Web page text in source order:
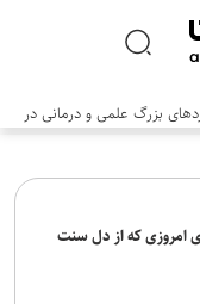
بزرگ علمی و درمانی در
امروزی که از دل سنت